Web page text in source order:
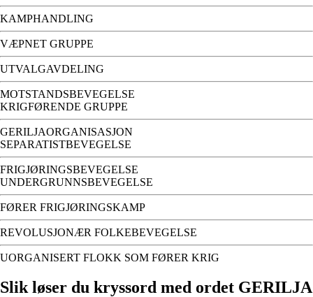
KAMPHANDLING
VÆPNET GRUPPE
UTVALGAVDELING
MOTSTANDSBEVEGELSE
KRIGFØRENDE GRUPPE
GERILJAORGANISASJON
SEPARATISTBEVEGELSE
FRIGJØRINGSBEVEGELSE
UNDERGRUNNSBEVEGELSE
FØRER FRIGJØRINGSKAMP
REVOLUSJONÆR FOLKEBEVEGELSE
UORGANISERT FLOKK SOM FØRER KRIG
Slik løser du kryssord med ordet GERILJA